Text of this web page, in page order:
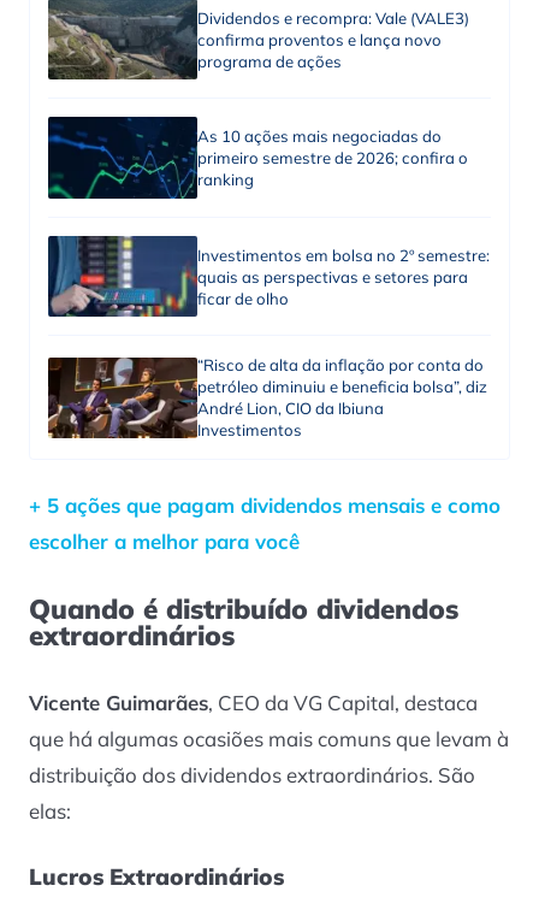
Dividendos e recompra: Vale (VALE3)
confirma proventos e lança novo
programa de ações
As 10 ações mais negociadas do
primeiro semestre de 2026; confira o
ranking
Investimentos em bolsa no 2º semestre:
quais as perspectivas e setores para
ficar de olho
“Risco de alta da inflação por conta do
petróleo diminuiu e beneficia bolsa”, diz
André Lion, CIO da Ibiuna
Investimentos
+ 5 ações que pagam dividendos mensais e como
escolher a melhor para você
Quando é distribuído dividendos
extraordinários
Vicente Guimarães, CEO da VG Capital, destaca
que há algumas ocasiões mais comuns que levam à
distribuição dos dividendos extraordinários. São
elas:
Lucros Extraordinários